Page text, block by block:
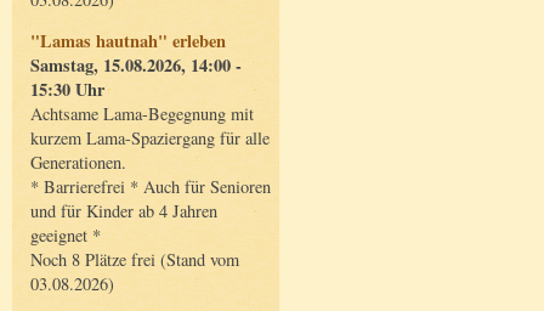
"Lamas hautnah" erleben
Samstag, 15.08.2026, 14:00 -
15:30 Uhr
Achtsame Lama-Begegnung mit
kurzem Lama-Spaziergang für alle
Generationen.
* Barrierefrei * Auch für Senioren
und für Kinder ab 4 Jahren
geeignet *
Noch 8 Plätze frei (Stand vom
03.08.2026)